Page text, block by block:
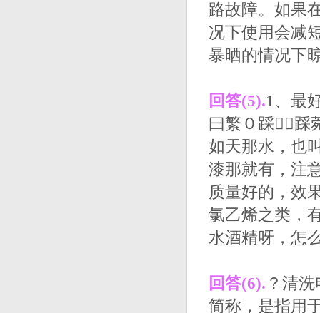
路故障。如果
况下使用会减
暴晒的情况下
回答(5).1、最
曰繁０踩踩
如天那水，也
漆那就有，注
质量好的，效
氯乙烯之类，
水酒精呀，怎
回答(6). ？清
简称，是指用